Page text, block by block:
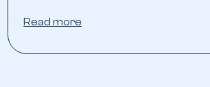
Read more